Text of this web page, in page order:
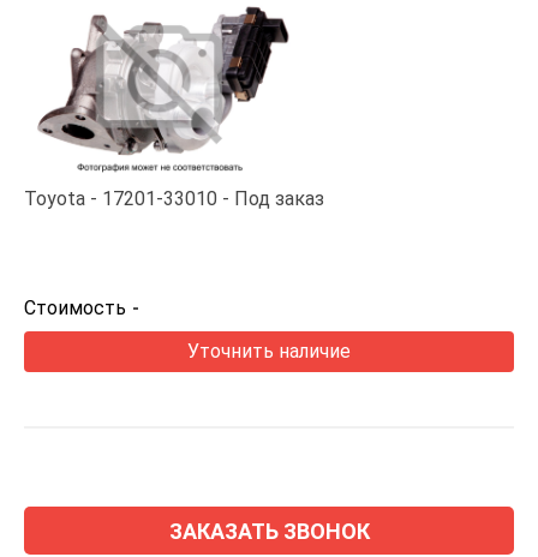
Toyota 17201-33010 Под заказ
Стоимость -
Уточнить наличие
ЗАКАЗАТЬ ЗВОНОК